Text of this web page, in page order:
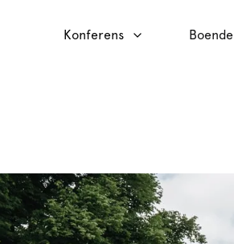
Konferens Boende